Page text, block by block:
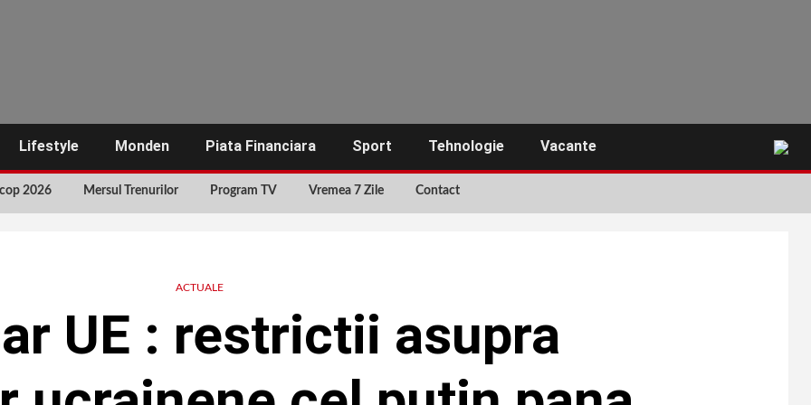
Lifestyle Monden Piata Financiara Sport Tehnologie Vacante
2026 Mersul Trenurilor Program TV Vremea 7 Zile Contact
ACTUALE
UE : restrictii asupra